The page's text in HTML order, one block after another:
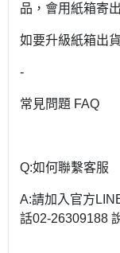
品，會用紙箱寄
如要升級紙箱出
-
常見問題 FAQ
Q:如何聯繫客服
A:請加入官方
話02-26309188